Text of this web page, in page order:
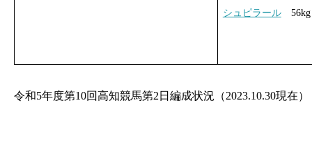
シュピラール56kg
令和5年度第10回高知競馬第2日編成状況（2023.10.30現在）